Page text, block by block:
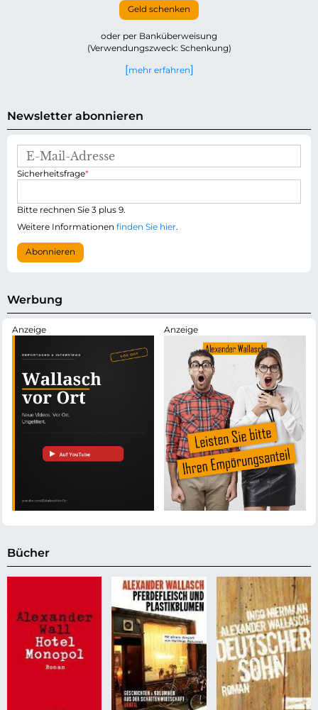
Geld schenken
oder per Banküberweisung
(Verwendungszweck: Schenkung)
mehr erfahren
Newsletter abonnieren
M
l
-
d
r
s
e
P
i
h
t
f
d
Sicherheitsfrage*
Bitte rechnen Sie 3 plus 9.
Weitere Informationen finden Sie hier.
Abonnieren
Werbung
Bücher